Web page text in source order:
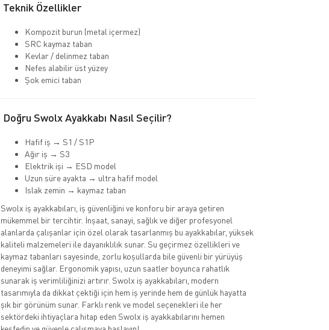
Teknik Özellikler
Kompozit burun (metal içermez)
SRC kaymaz taban
Kevlar / delinmez taban
Nefes alabilir üst yüzey
Şok emici taban
Doğru Swolx Ayakkabı Nasıl Seçilir?
Hafif iş → S1 / S1P
Ağır iş → S3
Elektrik işi → ESD model
Uzun süre ayakta → ultra hafif model
Islak zemin → kaymaz taban
Swolx iş ayakkabıları, iş güvenliğini ve konforu bir araya getiren
mükemmel bir tercihtir. İnşaat, sanayi, sağlık ve diğer profesyonel
alanlarda çalışanlar için özel olarak tasarlanmış bu ayakkabılar, yüksek
kaliteli malzemeleri ile dayanıklılık sunar. Su geçirmez özellikleri ve
kaymaz tabanları sayesinde, zorlu koşullarda bile güvenli bir yürüyüş
deneyimi sağlar. Ergonomik yapısı, uzun saatler boyunca rahatlık
sunarak iş verimliliğinizi artırır. Swolx iş ayakkabıları, modern
tasarımıyla da dikkat çektiği için hem iş yerinde hem de günlük hayatta
şık bir görünüm sunar. Farklı renk ve model seçenekleri ile her
sektördeki ihtiyaçlara hitap eden Swolx iş ayakkabılarını hemen